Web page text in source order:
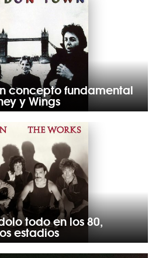
concepto fundamental
y Wings
todo en los 80,
estadios